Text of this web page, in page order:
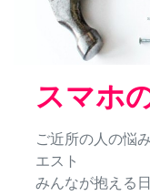
スマホ
ご近所の人の悩
エスト
みんなが抱える